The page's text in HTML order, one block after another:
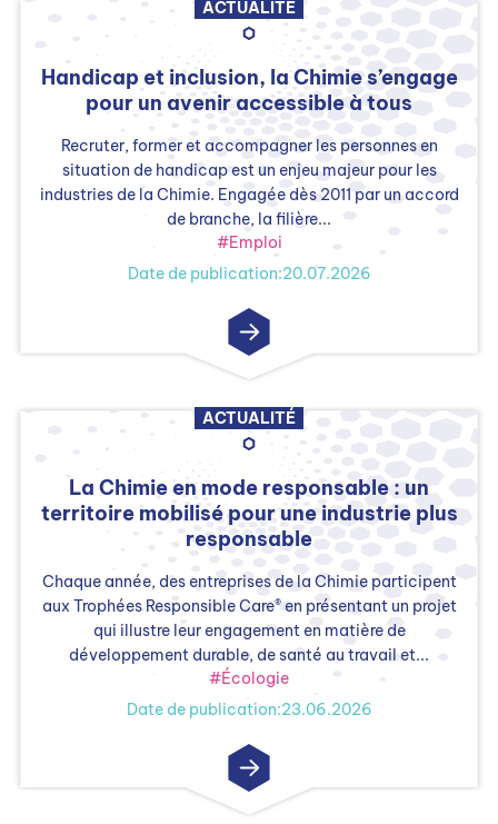
ACTUALITÉ
Handicap et inclusion, la Chimie s’engage
pour un avenir accessible à tous
Recruter, former et accompagner les personnes en
situation de handicap est un enjeu majeur pour les
industries de la Chimie. Engagée dès 2011 par un accord
de branche, la filière...
#Emploi
Date de publication:20.07.2026
ACTUALITÉ
La Chimie en mode responsable : un
territoire mobilisé pour une industrie plus
responsable
Chaque année, des entreprises de la Chimie participent
aux Trophées Responsible Care® en présentant un projet
qui illustre leur engagement en matière de
développement durable, de santé au travail et...
#Écologie
Date de publication:23.06.2026